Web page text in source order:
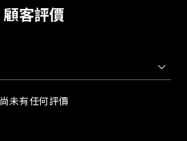
顧客評價
尚未有任何評價